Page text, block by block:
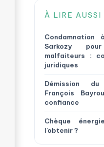
À LIRE AUSSI
Sarkozy
malfaiteurs :
juridiques
Démission
François
confiance
Chèque
l’obtenir ?